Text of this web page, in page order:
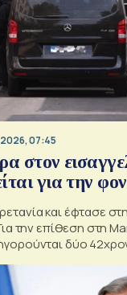
07:45
στον
για την
και έφτασε
την επίθεση στη
δύο